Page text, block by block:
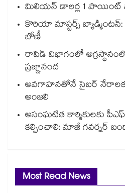
మిలియన్‌‌‌‌‌‌‌‌‌‌‌‌‌‌‌‌ డాలర్ల 1 పాయింట్‌‌‌‌‌‌‌‌‌‌‌‌‌‌‌‌
కొరియా మాస్టర్స్
బోణీ
రాపిడ్ విభాగంలో
ప్రజ్ఞానంద
అవగాహనతోనే సైబర్ నేరాలకు
అంజలి
అసంఘటిత కార్మికులకు
కల్పించాలి: మాజీ గవర్నర్
Most Read News